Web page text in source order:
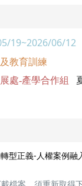
19~2026/06/12
教育訓練
處-產學合作組
型正義-人權案例融